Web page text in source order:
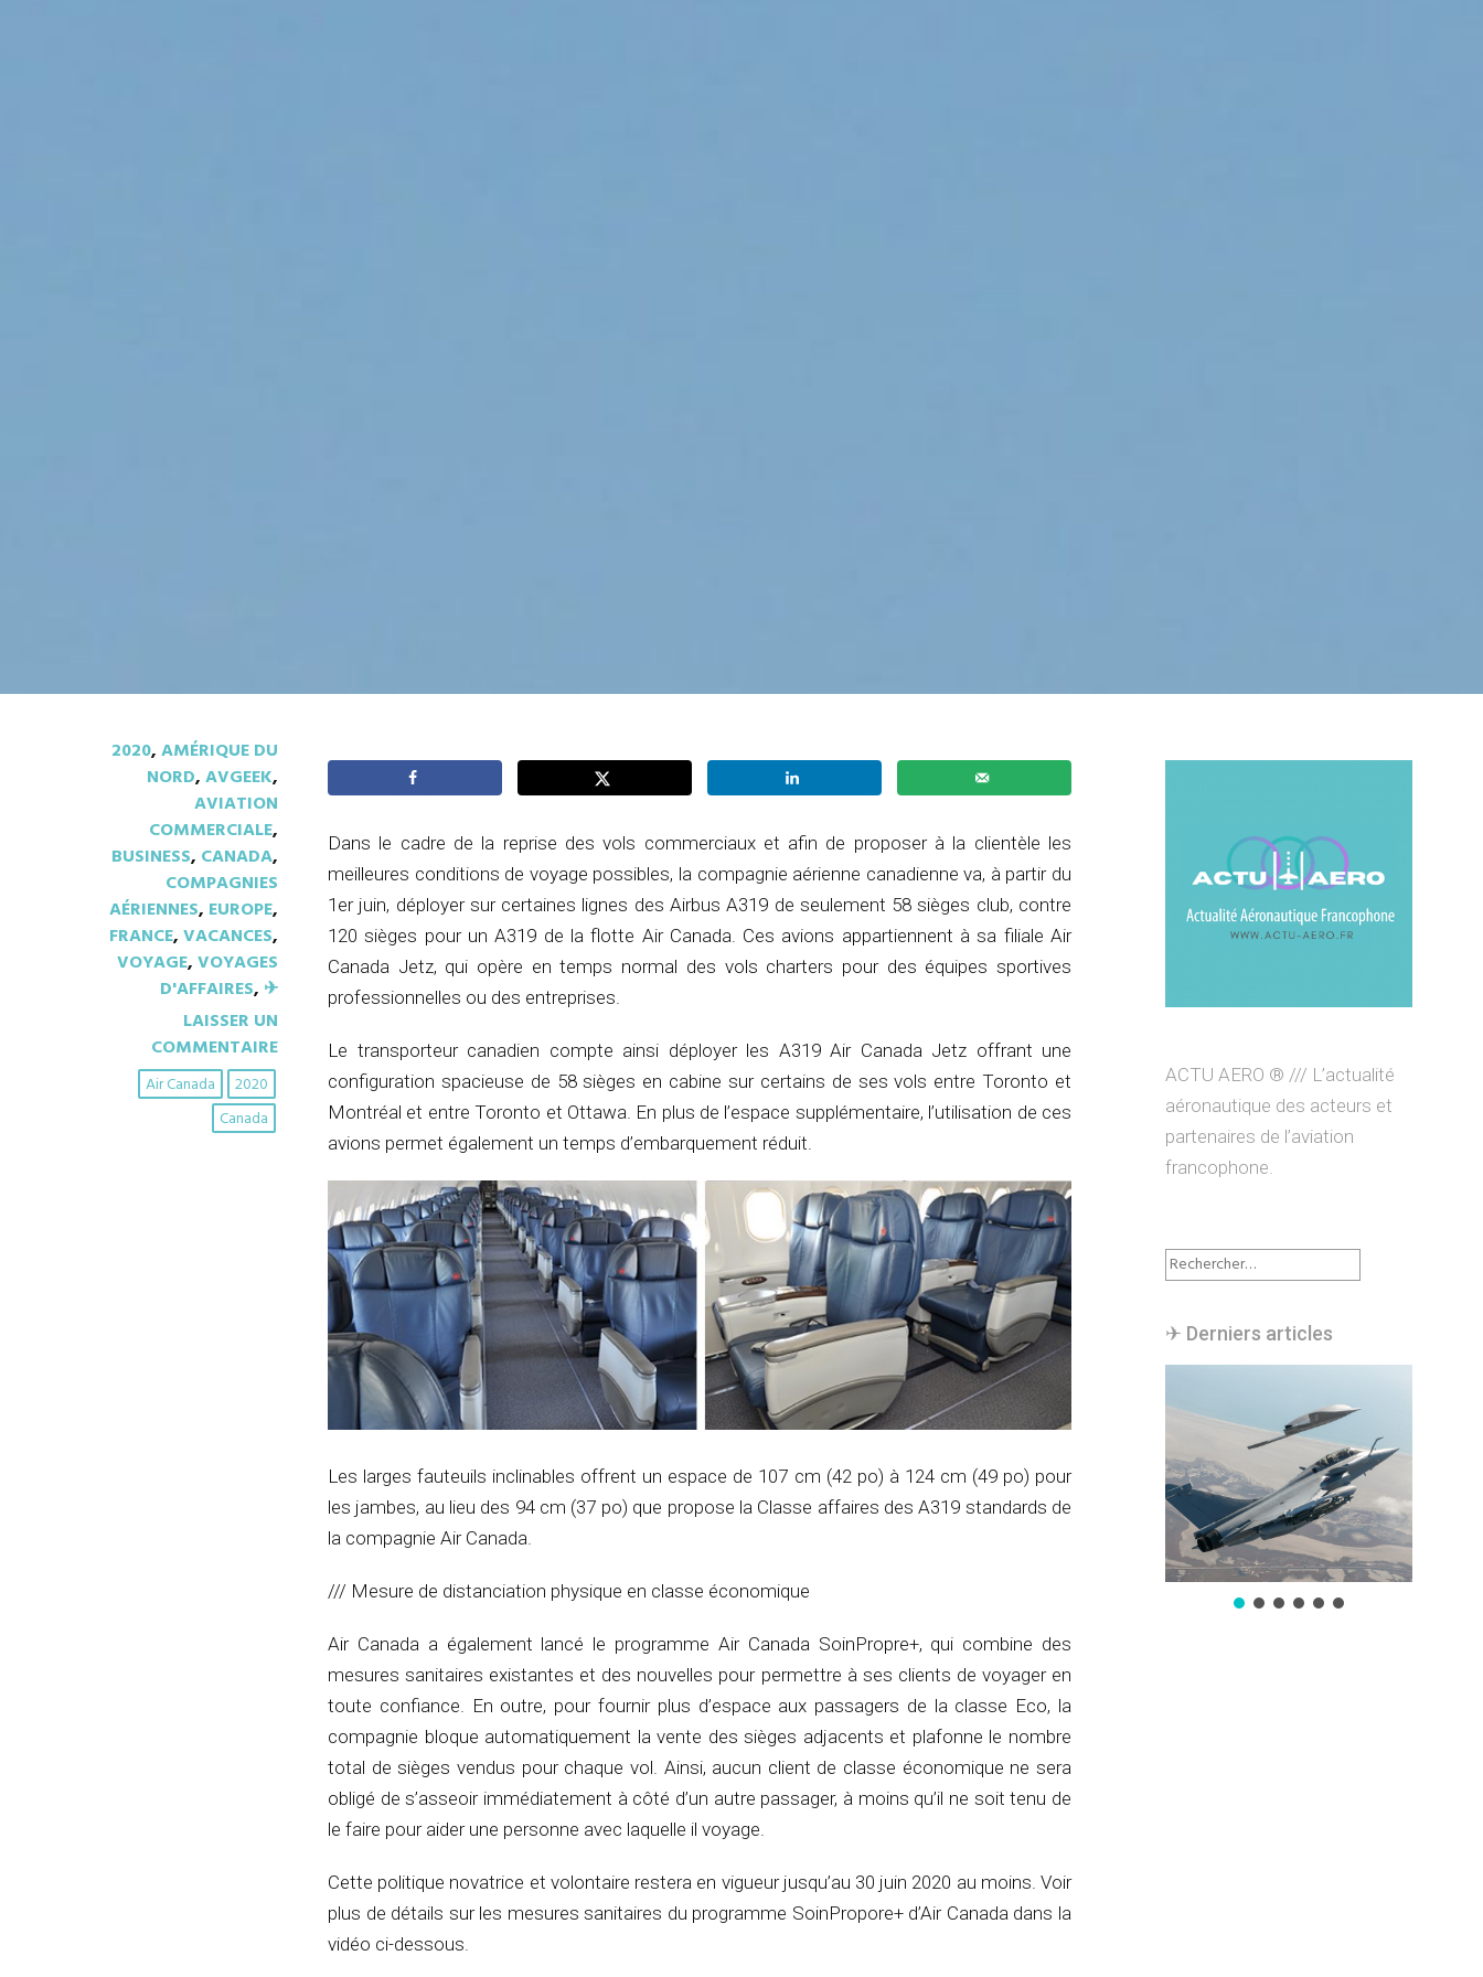
2020,AMÉRIQUE DU
NORD,AVGEEK,
AVIATION
COMMERCIALE,
BUSINESS, CANADA,
COMPAGNIES
AÉRIENNES, EUROPE,
FRANCE,VACANCES,
VOYAGE,VOYAGES
D'AFFAIRES, ✈︎
LAISSER UN
COMMENTAIRE
2020
Air Canada
Canada
Dans le cadre de la reprise des vols commerciaux et afin de proposer à la clientèle les
meilleures conditions de voyage possibles, la compagnie aérienne canadienne va, à partir du
1er juin, déployer sur certaines lignes des Airbus A319 de seulement 58 sièges club, contre
120 sièges pour un A319 de la flotte Air Canada. Ces avions appartiennent à sa filiale Air
Canada Jetz, qui opère en temps normal des vols charters pour des équipes sportives
professionnelles ou des entreprises.
Le transporteur canadien compte ainsi déployer les A319 Air Canada Jetz offrant une
configuration spacieuse de 58 sièges en cabine sur certains de ses vols entre Toronto et
Montréal et entre Toronto et Ottawa. En plus de l’espace supplémentaire, l’utilisation de ces
avions permet également un temps d’embarquement réduit.
Les larges fauteuils inclinables offrent un espace de 107 cm (42 po) à 124 cm (49 po) pour
les jambes, au lieu des 94 cm (37 po) que propose la Classe affaires des A319 standards de
la compagnie Air Canada.
/// Mesure de distanciation physique en classe économique
Air Canada a également lancé le programme Air Canada SoinPropre+, qui combine des
mesures sanitaires existantes et des nouvelles pour permettre à ses clients de voyager en
toute confiance. En outre, pour fournir plus d’espace aux passagers de la classe Eco, la
compagnie bloque automatiquement la vente des sièges adjacents et plafonne le nombre
total de sièges vendus pour chaque vol. Ainsi, aucun client de classe économique ne sera
obligé de s’asseoir immédiatement à côté d’un autre passager, à moins qu’il ne soit tenu de
le faire pour aider une personne avec laquelle il voyage.
Cette politique novatrice et volontaire restera en vigueur jusqu’au 30 juin 2020 au moins. Voir
plus de détails sur les mesures sanitaires du programme SoinPropore+ d’Air Canada dans la
vidéo ci-dessous.
ACTU AERO ® /// L’actualité
aéronautique des acteurs et
partenaires de l’aviation
francophone.
Rechercher :
✈︎ Derniers articles